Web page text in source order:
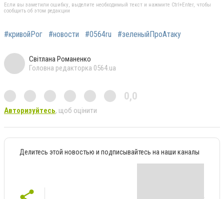
Если вы заметили ошибку, выделите необходимый текст и нажмите Ctrl+Enter, чтобы
сообщить об этом редакции
#кривойРог #новости #0564ru #зеленыйПроАтаку
Світлана Романенко
Головна редакторка 0564.ua
0,0
Авторизуйтесь, щоб оцінити
Делитесь этой новостью и подписывайтесь на наши каналы